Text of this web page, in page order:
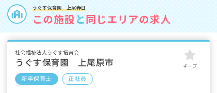
うぐす保育園 上尾春日
この施設 と 同じエリアの求人
社会福祉法人うぐす拓育会
うぐす保育園 上尾原市
新卒保育士 正社員
キープ